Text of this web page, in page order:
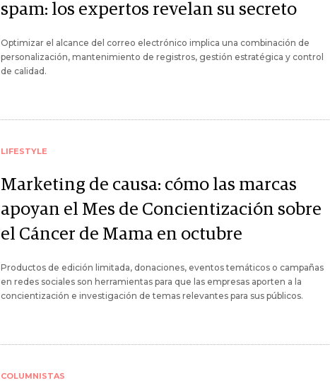
spam: los expertos revelan su secreto
Optimizar el alcance del correo electrónico implica una combinación de
personalización, mantenimiento de registros, gestión estratégica y control
de calidad.
LIFESTYLE
Marketing de causa: cómo las marcas
apoyan el Mes de Concientización sobre
el Cáncer de Mama en octubre
Productos de edición limitada, donaciones, eventos temáticos o campañas
en redes sociales son herramientas para que las empresas aporten a la
concientización e investigación de temas relevantes para sus públicos.
COLUMNISTAS